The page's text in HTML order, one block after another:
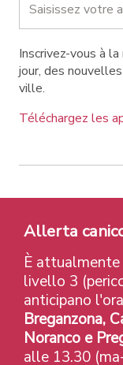
Inscrivez-vous à
jour, des
ville.
Téléchargez les
Contatti Liens
Politique de
Credits
© 2026 Città di
Allerta
È
livello 3
anticipano
Breganzona,
Noranco e
alle 13.30